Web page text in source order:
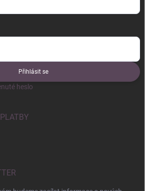
Přihlásit se
heslo